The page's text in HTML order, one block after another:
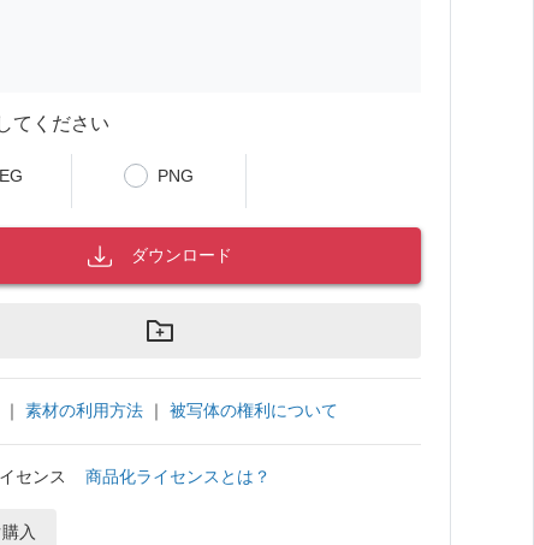
てください
PNG
ダウンロード
｜ 素材の利用方法 ｜ 被写体の権利について
センス 商品化ライセンスとは？
入